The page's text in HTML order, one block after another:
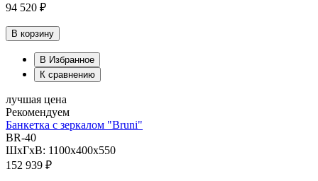
94 520 ₽
В корзину
В Избранное
К сравнению
лучшая цена
Рекомендуем
Банкетка с зеркалом "Bruni"
BR-40
ШхГхВ: 1100х400х550
152 939 ₽